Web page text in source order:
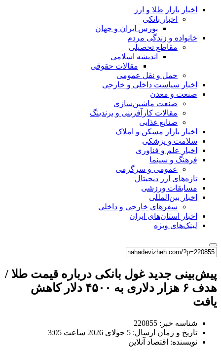
اخبار بازار طلا و ارز
اخبار بانکی
بورس ایران و جهان
خانواده و زندگی مردم
مقاطع تحصیلی
اندیشه اسلامی
مقالات حقوقی
حمل و نقل عمومی
اخبار سیاست داخلی و خارجی
صنعت و معدن
صنعت ماشین‌سازی
مقالات کارآفرینی و برندینگ
صنایع غذایی
اخبار بازار مسکن و املاک
سلامت و پزشکی
اخبار علم و فناوری
فرهنگ و سینما
عمومی و سرگرمی
تازه‌های ارز دیجیتال
مسابقات ورزشی
اخبار بین‌المللی
سفرهای خارجی و داخلی
اخبار استان‌های ایران
لینک‌های ویژه
پیش‌بینی جدید غول بانکی درباره قیمت طلا /
هدف ۶ هزار دلاری به ۴۵۰۰ دلار کاهش
یافت
شناسه خبر: 220855
تاریخ و زمان ارسال: 5 جولای 2026 ساعت 3:05
نویسنده: اقتصاد آنلاین